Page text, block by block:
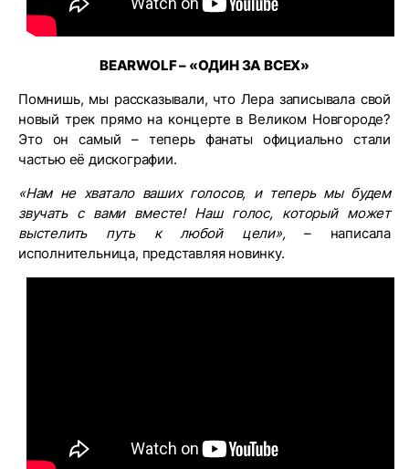
BEARWOLF – «ОДИН ЗА ВСЕХ»
Помнишь, мы рассказывали, что Лера записывала свой
новый трек прямо на концерте в Великом Новгороде?
Это он самый – теперь фанаты официально стали
частью её дискографии.
«Нам не хватало ваших голосов, и теперь мы будем
звучать с вами вместе! Наш голос, который может
выстелить путь к любой цели»,– написала
исполнительница, представляя новинку.